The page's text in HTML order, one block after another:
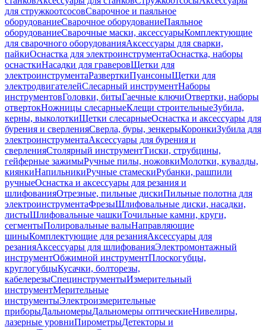
для стружкоотсосовСварочное и паяльное
оборудованиеСварочное оборудованиеПаяльное
оборудованиеСварочные маски, аксессуарыКомплектующие
для сварочного оборудованияАксессуары для сварки,
пайкиОснастка для электроинструментаОснастка, наборы
оснасткиНасадки для граверовЩетки для
электроинструментаРазверткиПуансоныЩетки для
электродвигателейСлесарный инструментНаборы
инструментовГоловки, битыГаечные ключиОтвертки, наборы
отвертокНожницы слесарныеКлещи строительныеЗубила,
керны, выколоткиЩетки слесарныеОснастка и аксессуары для
бурения и сверленияСверла, буры, зенкерыКоронкиЗубила для
электроинструментаАксессуары для бурения и
сверленияСтолярный инструментТиски, струбцины,
гейферные зажимыРучные пилы, ножовкиМолотки, кувалды,
киянкиНапильникиРучные стамескиРубанки, рашпили
ручныеОснастка и аксессуары для резания и
шлифованияОтрезные, пильные дискиПильные полотна для
электроинструментаФрезыШлифовальные диски, насадки,
листыШлифовальные чашкиТочильные камни, круги,
сегментыПолировальные валыНаправляющие
шиныКомплектующие для резанияАксессуары для
резанияАксессуары для шлифованияЭлектромонтажный
инструментОбжимной инструментПлоскогубцы,
круглогубцыКусачки, болторезы,
кабелерезыСпецинструментыИзмерительный
инструментМерительные
инструментыЭлектроизмерительные
приборыДальномерыДальномеры оптическиеНивелиры,
лазерные уровниПирометрыДетекторы и